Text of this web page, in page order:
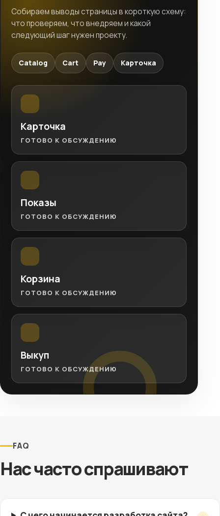
Собираем выводы страницы в короткую схему:
что проверяем, что внедряем и какой
следующий шаг нужен проекту.
Catalog Cart Pay Карточка
Карточка
ГОТОВО К ОБСУЖДЕНИЮ
Показы
ГОТОВО К ОБСУЖДЕНИЮ
Корзина
ГОТОВО К ОБСУЖДЕНИЮ
Выкуп
ГОТОВО К ОБСУЖДЕНИЮ
FAQ
Нас часто спрашивают